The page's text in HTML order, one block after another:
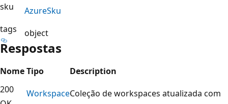
sku
AzureSku
tags
object
Respostas
NomeTipo
Description
200
WorkspaceColeção de workspaces atualizada com